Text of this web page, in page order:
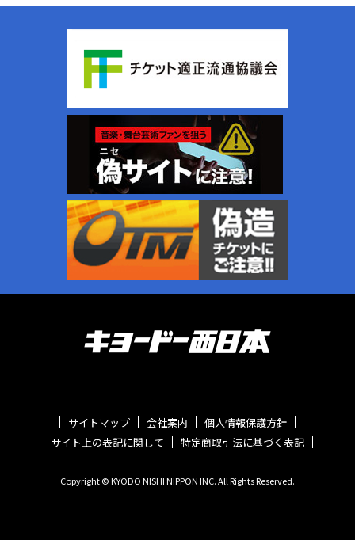
サイトマップ 会社案内
個人情報保護方針
サイト上の表記に関して
特定商取引法に基づく表記
Copyright © KYODO NISHI NIPPON INC. All Rights Reserved.